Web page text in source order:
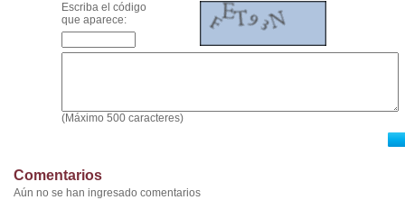
Escriba el código
que aparece:
(Máximo 500 caracteres)
Comentarios
Aún no se han ingresado comentarios